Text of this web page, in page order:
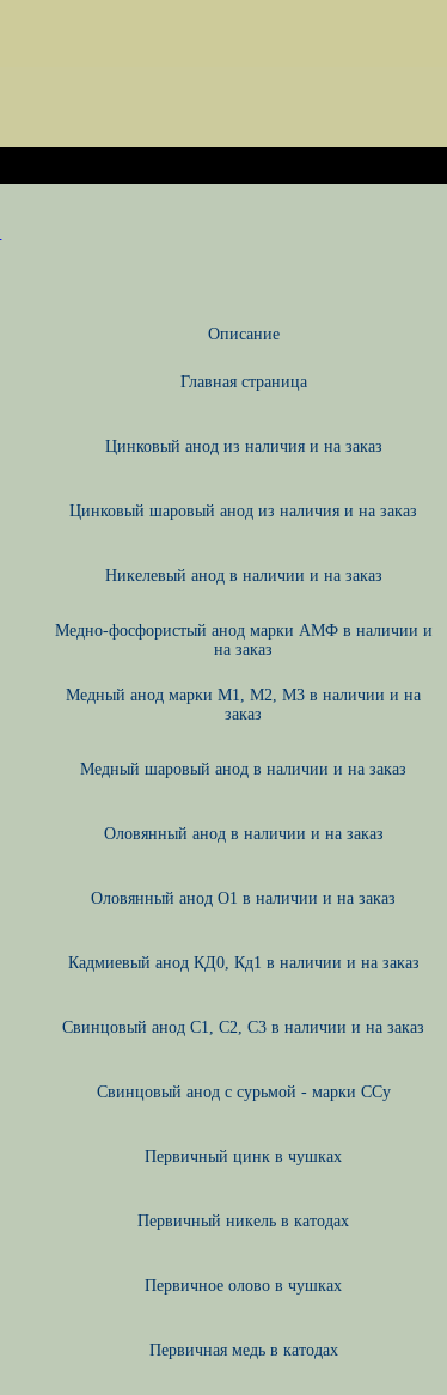
Описание
Главная страница
Цинковый анод из наличия и на заказ
Цинковый шаровый анод из наличия и на заказ
Никелевый анод в наличии и на заказ
Медно-фосфористый анод марки АМФ в наличии и
на заказ
Медный анод марки М1, М2, М3 в наличии и на
заказ
Медный шаровый анод в наличии и на заказ
Оловянный анод в наличии и на заказ
Оловянный анод О1 в наличии и на заказ
Кадмиевый анод КД0, Кд1 в наличии и на заказ
Свинцовый анод С1, С2, С3 в наличии и на заказ
Свинцовый анод с сурьмой - марки ССу
Первичный цинк в чушках
Первичный никель в катодах
Первичное олово в чушках
Первичная медь в катодах